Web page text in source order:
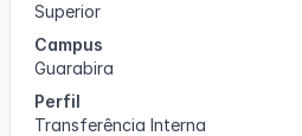
Superior
Campus
Guarabira
Perfil
Transferência Interna